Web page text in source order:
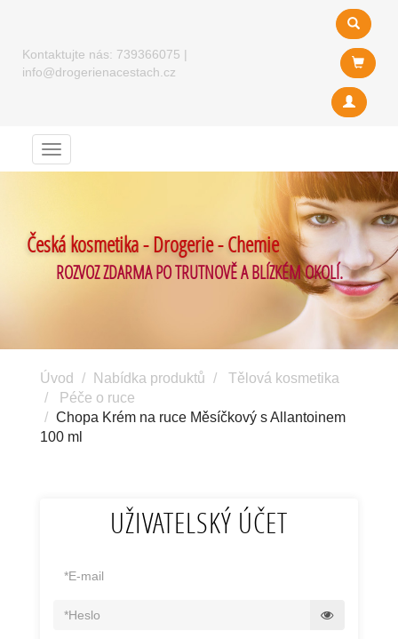
Kontaktujte nás: 739366075 |
info@drogerienacestach.cz
Menu
Česká kosmetika - Drogerie - Chemie
ROZVOZ ZDARMA PO TRUTNOVĚ A BLÍZKÉM OKOLÍ.
Úvod Nabídka produktů
Tělová kosmetika
Péče o ruce
Chopa Krém na ruce Měsíčkový s Allantoinem
100 ml
UŽIVATELSKÝ ÚČET